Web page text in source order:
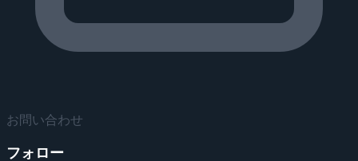
お問い合わせ
フォロー